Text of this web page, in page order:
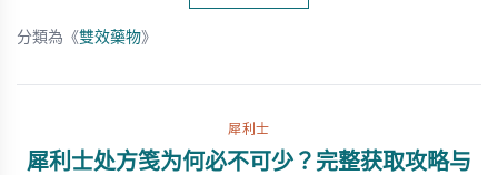
分類為《雙效藥物》
犀利士
犀利士处方笺为何必不可少？完整获取攻略与